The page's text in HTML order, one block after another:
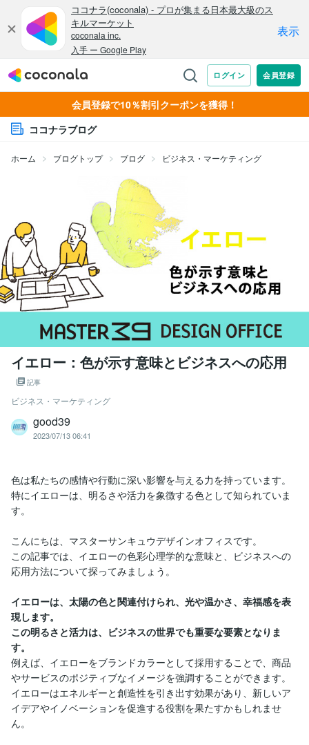
会員登録で10％割引クーポンを獲得！
ココナラブログ
ホーム ブログトップ ブログ ビジネス・マーケティング
イエロー：色が示す意味とビジネスへの応用
記事
ビジネス・マーケティング
good39
2023/07/13 06:41
色は私たちの感情や行動に深い影響を与える力を持っています。
特にイエローは、明るさや活力を象徴する色として知られていま
す。
こんにちは、マスターサンキュウデザインオフィスです。
この記事では、イエローの色彩心理学的な意味と、ビジネスへの
応用方法について探ってみましょう。
イエローは、太陽の色と関連付けられ、光や温かさ、幸福感を表
現します。
この明るさと活力は、ビジネスの世界でも重要な要素となりま
す。
例えば、イエローをブランドカラーとして採用することで、商品
やサービスのポジティブなイメージを強調することができます。
イエローはエネルギーと創造性を引き出す効果があり、新しいア
イデアやイノベーションを促進する役割を果たすかもしれませ
ん。